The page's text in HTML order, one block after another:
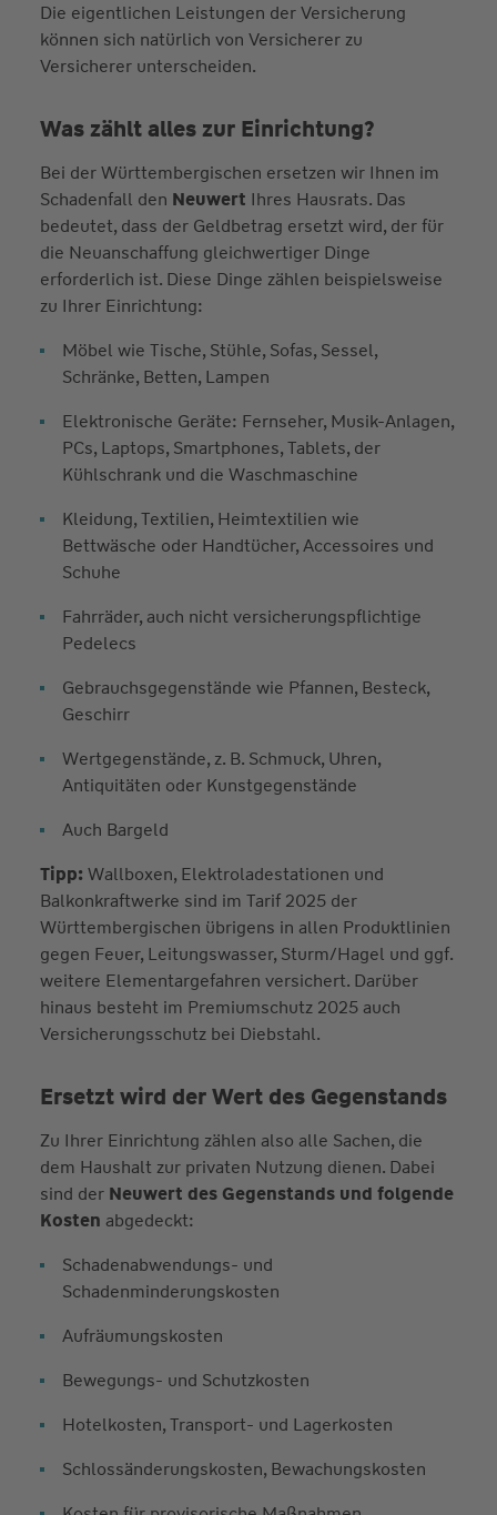
Die eigentlichen Leistungen der Versicherung
können sich natürlich von Versicherer zu
Versicherer unterscheiden.
Was zählt alles zur Einrichtung?
Bei der Württembergischen ersetzen wir Ihnen im
Schadenfall den Neuwert Ihres Hausrats. Das
bedeutet, dass der Geldbetrag ersetzt wird, der für
die Neuanschaffung gleichwertiger Dinge
erforderlich ist. Diese Dinge zählen beispielsweise
zu Ihrer Einrichtung:
Möbel wie Tische, Stühle, Sofas, Sessel,
Schränke, Betten, Lampen
Elektronische Geräte: Fernseher, Musik-Anlagen,
PCs, Laptops, Smartphones, Tablets, der
Kühlschrank und die Waschmaschine
Kleidung, Textilien, Heimtextilien wie
Bettwäsche oder Handtücher, Accessoires und
Schuhe
Fahrräder, auch nicht versicherungspflichtige
Pedelecs
Gebrauchsgegenstände wie Pfannen, Besteck,
Geschirr
Wertgegenstände, z. B. Schmuck, Uhren,
Antiquitäten oder Kunstgegenstände
Auch Bargeld
Tipp: Wallboxen, Elektroladestationen und
Balkonkraftwerke sind im Tarif 2025 der
Württembergischen übrigens in allen Produktlinien
gegen Feuer, Leitungswasser, Sturm/Hagel und ggf.
weitere Elementargefahren versichert. Darüber
hinaus besteht im Premiumschutz 2025 auch
Versicherungsschutz bei Diebstahl.
Ersetzt wird der Wert des Gegenstands
Zu Ihrer Einrichtung zählen also alle Sachen, die
dem Haushalt zur privaten Nutzung dienen. Dabei
sind der Neuwert des Gegenstands und folgende
Kosten abgedeckt:
Schadenabwendungs- und
Schadenminderungskosten
Aufräumungskosten
Bewegungs- und Schutzkosten
Hotelkosten, Transport- und Lagerkosten
Schlossänderungskosten, Bewachungskosten